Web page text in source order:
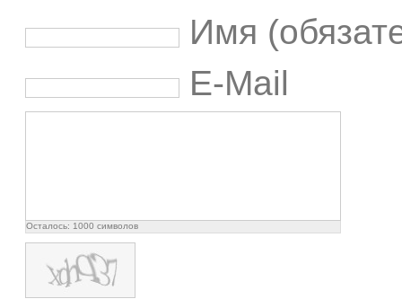
Имя
E-Mail
Осталось: 1000 символов